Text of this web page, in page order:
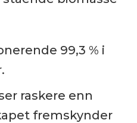
99,3 % i
raskere enn
fremskynder